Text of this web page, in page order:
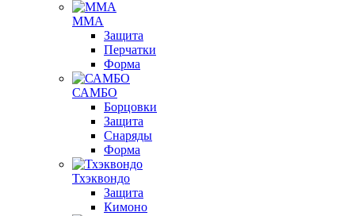
ММА
Защита
Перчатки
Форма
САМБО
Борцовки
Защита
Снаряды
Форма
Тхэквондо
Защита
Кимоно